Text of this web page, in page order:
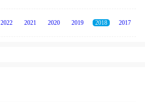
2022 2021 2020 2019 2018 2017